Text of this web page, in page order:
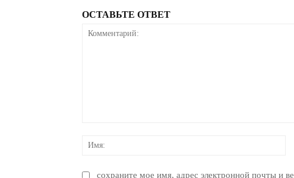
ОСТАВЬТЕ ОТВЕТ
сохраните мое имя, адрес электронной почты и